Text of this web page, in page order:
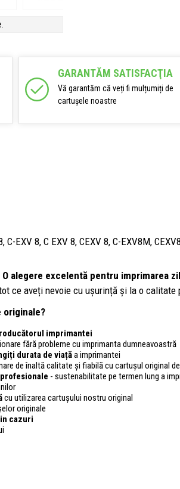
GARANTĂM SATISFACŢIA
Vă garantăm că veți fi mulțumiți de
cartușele noastre
C-EXV 8, C EXV 8, CEXV 8, C-EXV8M,
O alegere excelentă pentru imprimarea
ce aveți nevoie cu ușurință și la o calitate
originale?
imprimantei
fără probleme cu imprimanta dumneavoastră
durata de viațăa imprimantei
de înaltă calitate și fiabilă cu cartușul original
- sustenabilitate pe termen lung a
cu utilizarea cartușului nostru original
originale
cazuri